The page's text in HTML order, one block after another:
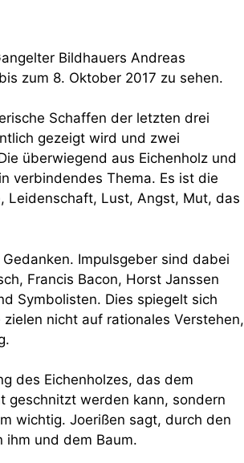
Bildhauers Andreas
zum 8. Oktober 2017 zu sehen.
Schaffen der letzten drei
gezeigt wird und zwei
überwiegend aus Eichenholz und
verbindendes Thema. Es ist die
Leidenschaft, Lust, Angst, Mut, das
Impulsgeber sind dabei
Francis Bacon, Horst Janssen
Symbolisten. Dies spiegelt sich
nicht auf rationales Verstehen,
des Eichenholzes, das dem
geschnitzt werden kann, sondern
wichtig. Joerißen sagt, durch den
ihm und dem Baum.